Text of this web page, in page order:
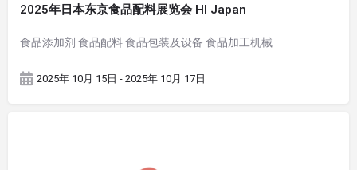
2025年日本东京食品配料展览会 HI Japan
食品添加剂 食品配料 食品包装及设备 食品加工机械
2025年 10月 15日 - 2025年 10月 17日